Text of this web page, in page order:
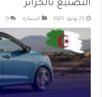
التصنيع بالجزائر
25 يونيو، 2025 السيارة 0